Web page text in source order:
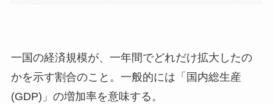
一国の経済規模が、一年間でどれだけ拡大したの
かを示す割合のこと。一般的には「国内総生産
(GDP)」の増加率を意味する。